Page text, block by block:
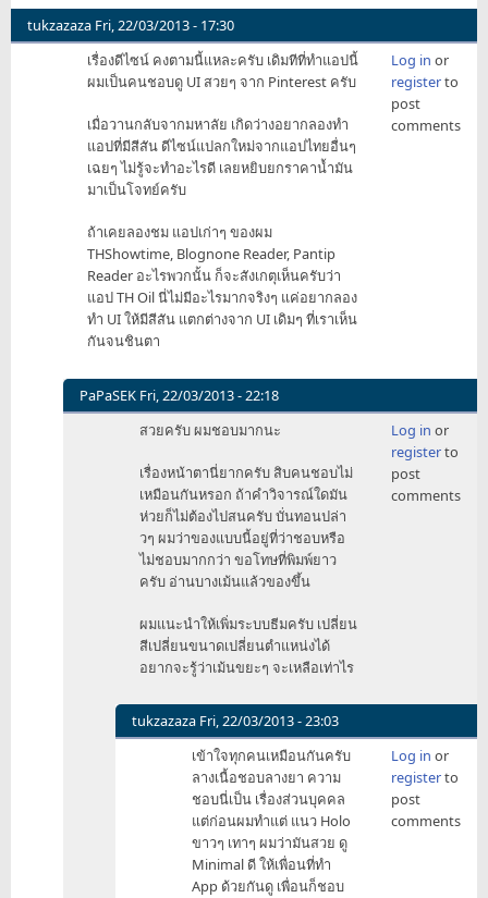
tukzazaza Fri, 22/03/2013 - 17:30
เรื่องดีไซน์ คงตามนี้แหละครับ เดิมทีที่ทำแอปนี้
ผมเป็นคนชอบดู UI สวยๆ จาก Pinterest ครับ
เมื่อวานกลับจากมหาลัย เกิดว่างอยากลองทำ
แอปที่มีสีสัน ดีไซน์แปลกใหม่จากแอปไทยอื่นๆ
เฉยๆ ไม่รู้จะทำอะไรดี เลยหยิบยกราคาน้ำมัน
มาเป็นโจทย์ครับ
ถ้าเคยลองชม แอปเก่าๆ ของผม
THShowtime, Blognone Reader, Pantip
Reader อะไรพวกนั้น ก็จะสังเกตุเห็นครับว่า
แอป TH Oil นี่ไม่มีอะไรมากจริงๆ แค่อยากลอง
ทำ UI ให้มีสีสัน แตกต่างจาก UI เดิมๆ ที่เราเห็น
กันจนชินตา
Log in or
registerto
post
comments
PaPaSEK Fri, 22/03/2013 - 22:18
In
tukzazaza
สวยครับ ผมชอบมากนะ
เรื่องหน้าตานี่ยากครับ สิบคนชอบไม่
เหมือนกันหรอก ถ้าคำวิจารณ์ใดมัน
ห่วยก็ไม่ต้องไปสนครับ บั่นทอนปล่า
วๆ ผมว่าของแบบนี้อยู่ที่ว่าชอบหรือ
ไม่ชอบมากกว่า ขอโทษที่พิมพ์ยาว
ครับ อ่านบางเม้นแล้วของขึ้น
ผมแนะนำให้เพิ่มระบบธีมครับ เปลี่ยน
สีเปลี่ยนขนาดเปลี่ยนตำแหน่งได้
อยากจะรู้ว่าเม้นขยะๆ จะเหลือเท่าไร
Log in or
registerto
post
comments
tukzazaza Fri, 22/03/2013 - 23:03
In
เข้าใจทุกคนเหมือนกันครับ
ลางเนื้อชอบลางยา ความ
ชอบนี่เป็น เรื่องส่วนบุคคล
แต่ก่อนผมทำแต่ แนว Holo
ขาวๆ เทาๆ ผมว่ามันสวย ดู
Minimal ดี ให้เพื่อนที่ทำ
App ด้วยกันดู เพื่อนก็ชอบ
Log in or
registerto
post
comments